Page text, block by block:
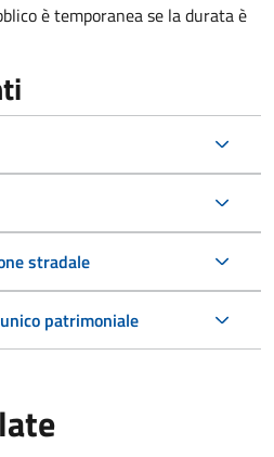
è temporanea se la durata è
stradale
patrimoniale